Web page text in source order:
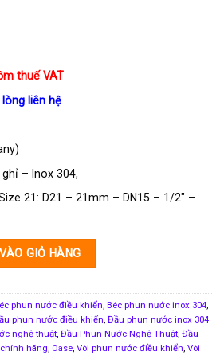
thuế VAT
liên hệ
– Inox 304,
21: D21 – 21mm – DN15 – 1/2″ –
AirNozzle 20 E-15 m horizontal số lượng
GIỎ HÀNG
phun nước điều khiển, Béc phun nước inox 304,
phun nước điều khiển, Đầu phun nước inox 304
nghệ thuật, Đầu Phun Nước Nghệ Thuật, Đầu
hãng, Oase, Vòi phun nước điều khiển, Vòi